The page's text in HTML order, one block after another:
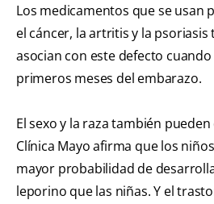
Los medicamentos que se usan
el cáncer, la artritis y la psoriasis
asocian con este defecto
primeros meses del embarazo.
El sexo y la raza también
Clínica Mayo afirma que los
mayor probabilidad de
leporino que las niñas. Y el